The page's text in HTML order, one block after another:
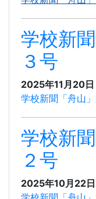
学校新
３号
2025年11月20
学校新聞「舟山
学校新
２号
2025年10月22